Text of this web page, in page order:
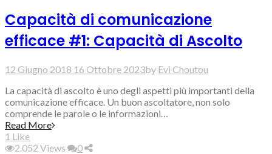
Capacità di comunicazione
efficace #1: Capacità di Ascolto
12 Giugno 2018 16 Ottobre 2023by Evi Choutou
La capacità di ascolto è uno degli aspetti più importanti della
comunicazione efficace. Un buon ascoltatore, non solo
comprende le parole o le informazioni…
Read More
1 Like
2.052 Views
0